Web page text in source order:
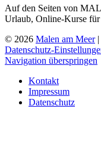
Auf den Seiten von
Urlaub, Online-Kurse
© 2026 Malen am Meer|
Datenschutz-
Navigation überspringen
Kontakt
Impressum
Datenschutz